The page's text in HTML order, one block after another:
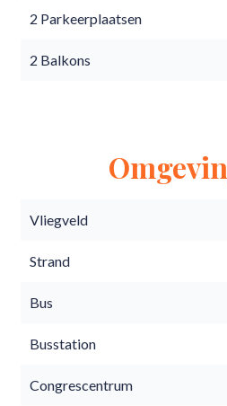
2 Parkeerplaatsen
2 Balkons
Vliegveld
Strand
Bus
Busstation
Congrescentrum